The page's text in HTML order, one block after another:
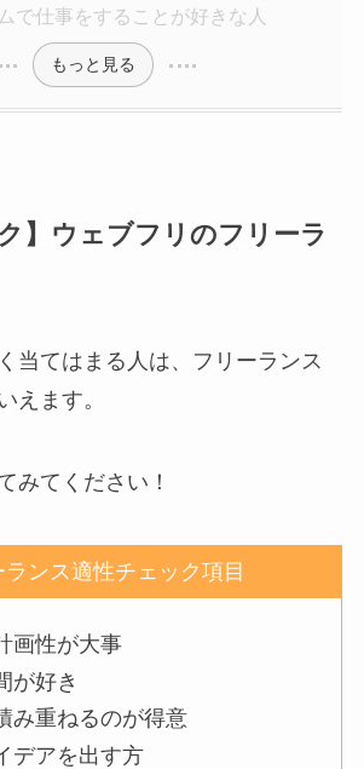
で仕事をすることが好きな人
もっと見る
】ウェブフリのフリーラ
当てはまる人は、フリーランス
えます。
みてください！
ランス適性チェック項目
画性が大事
が好き
み重ねるのが得意
デアを出す方